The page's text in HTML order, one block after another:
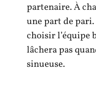
partenaire. À
une part de pari.
choisir l’équipe
lâchera pas
sinueuse.